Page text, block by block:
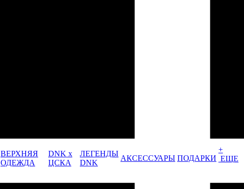
ВЕРХНЯЯ
ОДЕЖДА
DNK x
ЦСКА
ЛЕГЕНДЫ
DNK
АКСЕССУАРЫ ПОДАРКИ
+
ЕЩЕ